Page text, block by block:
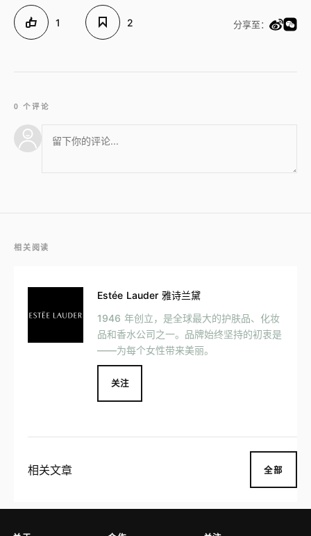
1 2 分享至：
0 个评论
相关阅读
Estée Lauder 雅诗兰黛
1946 年创立，是全球最大的护肤品、化妆
品和香水公司之一。品牌始终坚持的初衷是
——为每个女性带来美丽。
关注
相关文章 全部